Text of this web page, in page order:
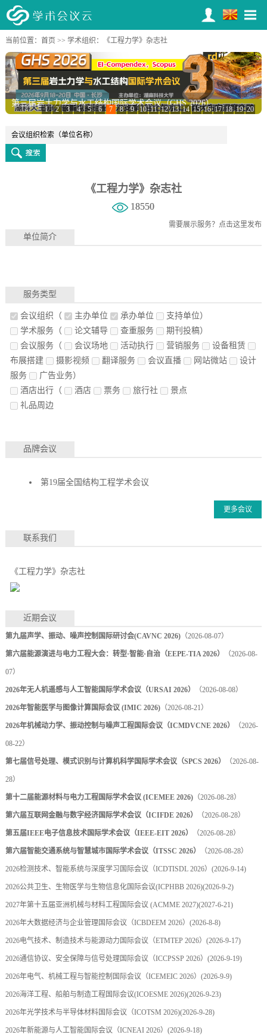
当前位置： 首页 >> 学术组织 ：《工程力学》杂志社
第三届岩土力学与水工结构国际学术会议（GHS 2026）
1 2 3 4 5 6 7 8 9 10 11 12 13 14 15 16 17 18 19 20
《工程力学》杂志社
18550
需要展示服务？ 点击这里发布
单位简介
服务类型
会议组织 （ 主办单位 承办单位
支持单位）
学术服务（ 论文辅导 查重服务
期刊投稿）
会议服务（ 会议场地 活动执行 营销服务
设备租赁
布展搭建
摄影视频 翻译服务 会议直播 网站微站
设计
服务
广告业务）
酒店出行（ 酒店 票务 旅行社
景点
礼品周边
品牌会议
第19届全国结构工程学术会议
更多会议
联系我们
《工程力学》杂志社
近期会议
第九届声学、振动、噪声控制国际研讨会(CAVNC 2026)（2026-08-07）
第六届能源演进与电力工程大会：转型·智能·自治（EEPE-TIA 2026） （2026-08-
07）
2026年无人机遥感与人工智能国际学术会议（URSAI 2026） （2026-08-08）
2026年智能医学与图像计算国际会议 (IMIC 2026)（2026-08-21）
2026年机械动力学、振动控制与噪声工程国际会议（ICMDVCNE 2026） （2026-
08-22）
第七届信号处理、模式识别与计算机科学国际学术会议（SPCS 2026） （2026-08-
28）
第十二届能源材料与电力工程国际学术会议 (ICEMEE 2026)（2026-08-28）
第六届互联网金融与数字经济国际学术会议（ICIFDE 2026） （2026-08-28）
第五届IEEE电子信息技术国际学术会议（IEEE-EIT 2026） （2026-08-28）
第六届智能交通系统与智慧城市国际学术会议（ITSSC 2026） （2026-08-28）
2026检测技术、智能系统与深度学习国际会议（ICDTISDL 2026） (2026-9-14)
2026公共卫生、生物医学与生物信息化国际会议(ICPHBB 2026)(2026-9-2)
2027年第十五届亚洲机械与材料工程国际会议 (ACMME 2027)(2027-6-21)
2026年大数据经济与企业管理国际会议（ICBDEEM 2026） (2026-8-8)
2026电气技术、制造技术与能源动力国际会议（ETMTEP 2026） (2026-9-17)
2026通信协议、安全保障与信号处理国际会议（ICCPSSP 2026） (2026-9-19)
2026年电气、机械工程与智能控制国际会议（ICEMEIC 2026） (2026-9-9)
2026海洋工程、船舶与制造工程国际会议(ICOESME 2026)(2026-9-23)
2026年光学技术与半导体材料国际会议（ICOTSM 2026)(2026-9-28)
2026年新能源与人工智能国际会议（ICNEAI 2026） (2026-9-18)